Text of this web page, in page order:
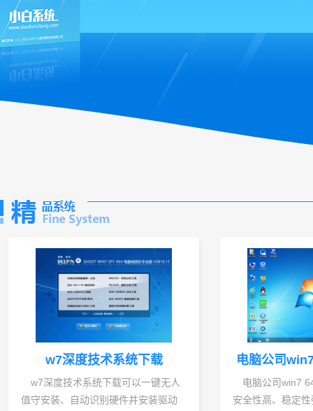
w7深度技术系统下载
w7深度技术系统下载可以一键无人
值守安装、自动识别硬件并安装驱动
电脑公司
统
电脑公司win7
安全性高、稳定